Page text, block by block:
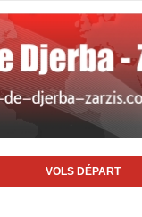
VOLS DÉPART